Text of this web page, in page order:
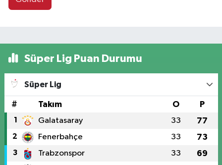
Süper Lig Puan Durumu
Süper Lig
# Takım O P
1 Galatasaray 33 77
2 Fenerbahçe 33 73
3 Trabzonspor 33 69